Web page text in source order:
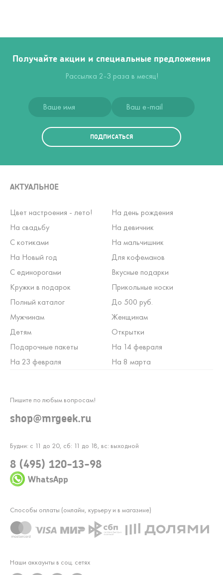
Получайте акции и специальные предложения
Рассылка 2-3 раза в месяц!
ПОДПИСАТЬСЯ
АКТУАЛЬНОЕ
Цвет настроения - лето!
На день рождения
На свадьбу
На девичник
С котиками
На мальчишник
На Новый год
Для кофеманов
С единорогами
Вкусные подарки
Кружки в подарок
Прикольные носки
Полный каталог
До 500 руб.
Мужчинам
Женщинам
Детям
Открытки
Подарочные пакеты
На 14 февраля
На 23 февраля
На 8 марта
Будни: с 11 до 20, сб: 11 до 18, вс: выходной
8 (495) 120-13-98
WhatsApp
Пишите по любым вопросам!
shop@mrgeek.ru
Наши аккаунты в соц. сетях
Способы оплаты (онлайн, курьеру и в магазине)